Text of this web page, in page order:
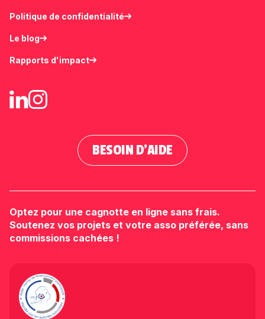
Politique de confidentialité
Le blog
Rapports d'impact
BESOIN D'AIDE
Optez pour une cagnotte en ligne sans frais.
Soutenez vos projets et votre asso préférée, sans
commissions cachées !